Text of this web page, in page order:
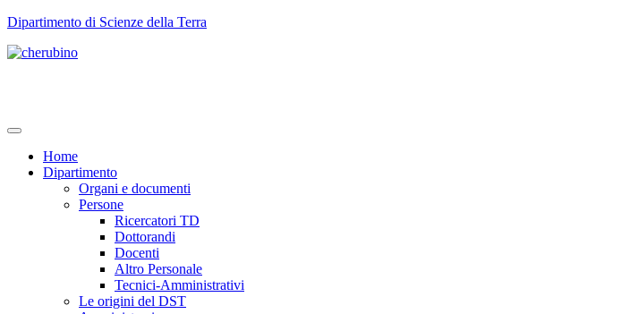
TPL_UNIPI_SKIP_TO_CONTENT
Dipartimento di Scienze della Terra
Home
Dipartimento
Organi e documenti
Persone
Ricercatori TD
Dottorandi
Docenti
Altro Personale
Tecnici-Amministrativi
Le origini del DST